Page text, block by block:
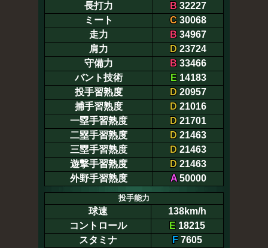
長打力 B 32227
ミート
C 30068
走力
B 34967
肩力
D 23724
守備力
B 33466
バント技術
E14183
投手習熟度
D 20957
捕手習熟度
D 21016
一塁手習熟度
D 21701
二塁手習熟度
D 21463
三塁手習熟度
D 21463
遊撃手習熟度
D 21463
外野手習熟度
A50000
投手能力
球速
138km/h
コントロール
E 18215
スタミナ
F 7605